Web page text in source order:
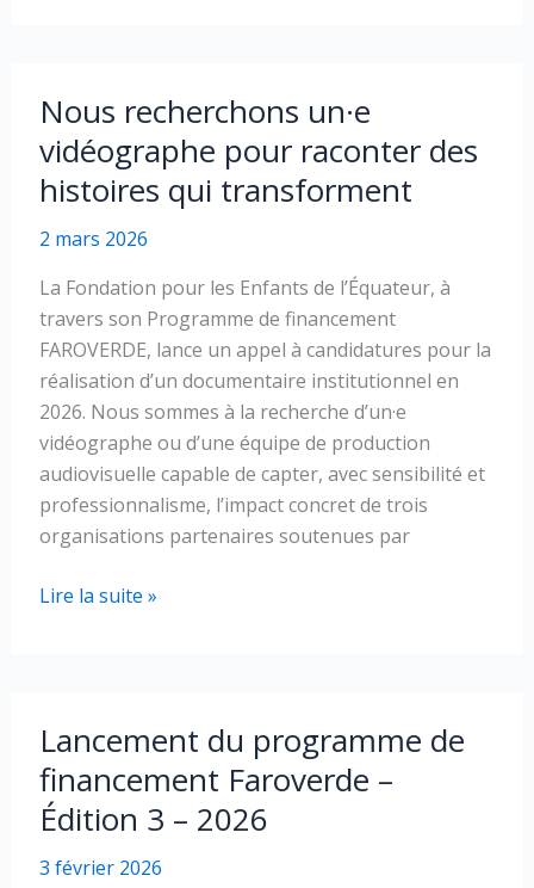
Nous recherchons un·e
vidéographe pour raconter des
histoires qui transforment
2 mars 2026
La Fondation pour les Enfants de l’Équateur, à
travers son Programme de financement
FAROVERDE, lance un appel à candidatures pour la
réalisation d’un documentaire institutionnel en
2026. Nous sommes à la recherche d’un·e
vidéographe ou d’une équipe de production
audiovisuelle capable de capter, avec sensibilité et
professionnalisme, l’impact concret de trois
organisations partenaires soutenues par
Nous
raconter
des
histoires
transforment
Lire la suite »
Lancement du programme de
financement Faroverde –
Édition 3 – 2026
3 février 2026